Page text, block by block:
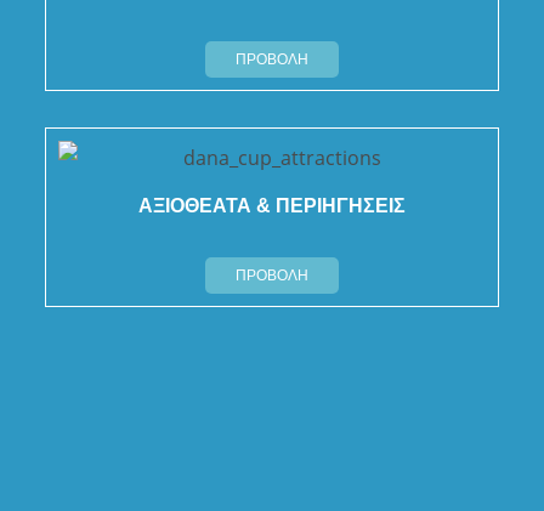
ΠΡΟΒΟΛΗ
ΑΞΙΟΘΕΑΤΑ & ΠΕΡΙΗΓΗΣΕΙΣ
ΠΡΟΒΟΛΗ